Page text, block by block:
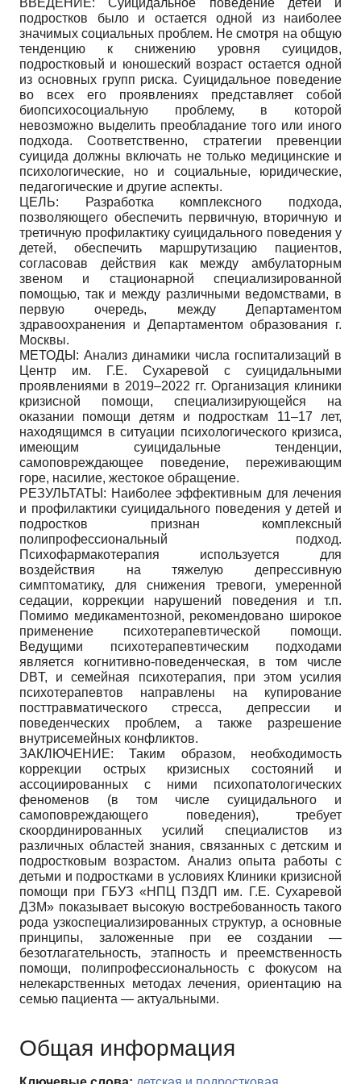
ВВЕДЕНИЕ: Суицидальное поведение детей и
подростков было и остается одной из наиболее
значимых социальных проблем. Не смотря на общую
тенденцию к снижению уровня суицидов,
подростковый и юношеский возраст остается одной
из основных групп риска. Суицидальное поведение
во всех его проявлениях представляет собой
биопсихосоциальную проблему, в которой
невозможно выделить преобладание того или иного
подхода. Соответственно, стратегии превенции
суицида должны включать не только медицинские и
психологические, но и социальные, юридические,
педагогические и другие аспекты.
ЦЕЛЬ: Разработка комплексного подхода,
позволяющего обеспечить первичную, вторичную и
третичную профилактику суицидального поведения у
детей, обеспечить маршрутизацию пациентов,
согласовав действия как между амбулаторным
звеном и стационарной специализированной
помощью, так и между различными ведомствами, в
первую очередь, между Департаментом
здравоохранения и Департаментом образования г.
Москвы.
МЕТОДЫ: Анализ динамики числа госпитализаций в
Центр им. Г.Е. Сухаревой с суицидальными
проявлениями в 2019–2022 гг. Организация клиники
кризисной помощи, специализирующейся на
оказании помощи детям и подросткам 11–17 лет,
находящимся в ситуации психологического кризиса,
имеющим суицидальные тенденции,
самоповреждающее поведение, переживающим
горе, насилие, жестокое обращение.
РЕЗУЛЬТАТЫ: Наиболее эффективным для лечения
и профилактики суицидального поведения у детей и
подростков признан комплексный
полипрофессиональный подход.
Психофармакотерапия используется для
воздействия на тяжелую депрессивную
симптоматику, для снижения тревоги, умеренной
седации, коррекции нарушений поведения и т.п.
Помимо медикаментозной, рекомендовано широкое
применение психотерапевтической помощи.
Ведущими психотерапевтическим подходами
является когнитивно-поведенческая, в том числе
DBT, и семейная психотерапия, при этом усилия
психотерапевтов направлены на купирование
посттравматического стресса, депрессии и
поведенческих проблем, а также разрешение
внутрисемейных конфликтов.
ЗАКЛЮЧЕНИЕ: Таким образом, необходимость
коррекции острых кризисных состояний и
ассоциированных с ними психопатологических
феноменов (в том числе суицидального и
самоповреждающего поведения), требует
скоординированных усилий специалистов из
различных областей знания, связанных с детским и
подростковым возрастом. Анализ опыта работы с
детьми и подростками в условиях Клиники кризисной
помощи при ГБУЗ «НПЦ ПЗДП им. Г.Е. Сухаревой
ДЗМ» показывает высокую востребованность такого
рода узкоспециализированных структур, а основные
принципы, заложенные при ее создании —
безотлагательность, этапность и преемственность
помощи, полипрофессиональность с фокусом на
нелекарственных методах лечения, ориентацию на
семью пациента — актуальными.
Общая информация